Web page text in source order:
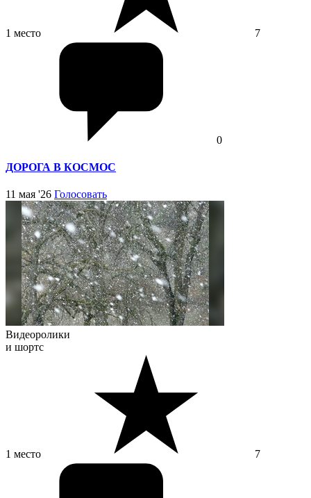
1 место 7
0
ДОРОГА В КОСМОС
11 мая '26 Голосовать
Видеоролики
и шортс
1 место 7